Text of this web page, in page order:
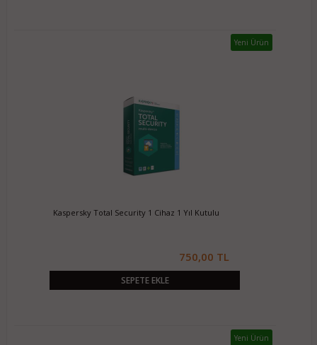
Yeni Ürün
Kaspersky Total Security 1 Cihaz 1 Yıl Kutulu
750,00 TL
SEPETE EKLE
Yeni Ürün